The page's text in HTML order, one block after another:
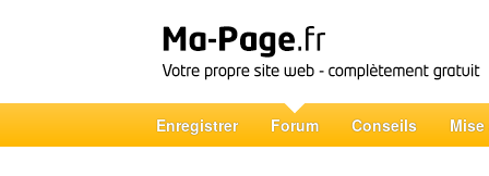
Enregistrer Forum Conseils Mise